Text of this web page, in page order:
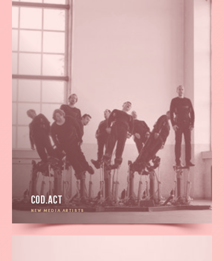
Cod.Act
NEW MEDIA ARTISTS